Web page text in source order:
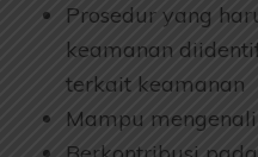
Prosedur yang
keamanan
terkait keamanan
Mampu